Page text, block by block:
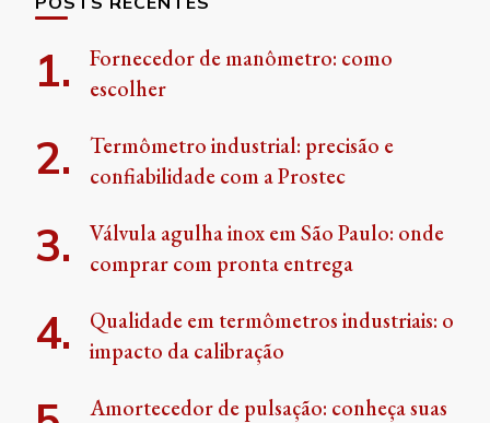
Fornecedor de manômetro: como
escolher
Termômetro industrial: precisão e
confiabilidade com a Prostec
Válvula agulha inox em São Paulo: onde
comprar com pronta entrega
Qualidade em termômetros industriais: o
impacto da calibração
Amortecedor de pulsação: conheça suas